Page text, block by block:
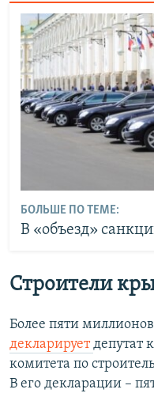
БОЛЬШЕ ПО ТЕМЕ:
В «объезд»
Строители
Более пяти
декларируетдепутат
комитета по
В его декларации –